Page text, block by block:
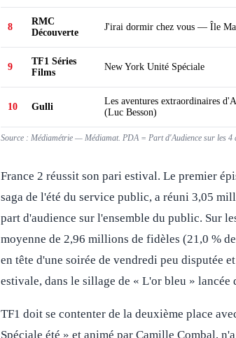
8
RMC
Découverte
J'irai dormir chez vous — Île
9
TF1 Séries
Films
New York Unité Spéciale
10 Gulli
Les aventures extraordinaires
(Luc Besson)
Source : Médiamétrie — Médiamat. PDA = Part d'Audience sur les 4
France 2 réussit son pari estival. Le premier
saga de l'été du service public, a réuni 3,05
part d'audience sur l'ensemble du public. Sur
moyenne de 2,96 millions de fidèles (21,0 %
en tête d'une soirée de vendredi peu disputée
estivale, dans le sillage de « L'or bleu »
TF1 doit se contenter de la deuxième place
Spéciale été » et animé par Camille Combal,